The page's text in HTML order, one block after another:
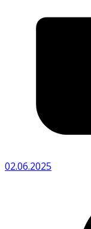
02.06.2025